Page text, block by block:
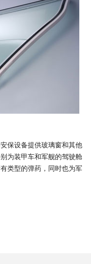
保设备提供玻璃窗和其他
为装甲车和军舰的驾驶舱
类型的弹药，同时也为军